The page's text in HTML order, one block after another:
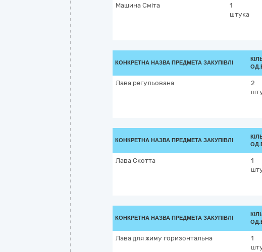
Машина Сміта
1
штука
КОНКРЕТНА НАЗВА ПРЕДМЕТА ЗАКУПІВЛІ
Лава регульована
2
КОНКРЕТНА НАЗВА ПРЕДМЕТА ЗАКУПІВЛІ
Лава Скотта
1
КОНКРЕТНА НАЗВА ПРЕДМЕТА ЗАКУПІВЛІ
Лава для жиму горизонтальна
1